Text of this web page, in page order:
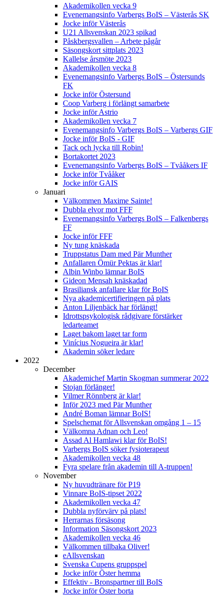
Akademikollen vecka 9
Evenemangsinfo Varbergs BoIS – Västerås SK
Jocke inför Västerås
U21 Allsvenskan 2023 spikad
Påskbergsvallen – Arbete pågår
Säsongskort sittplats 2023
Kallelse årsmöte 2023
Akademikollen vecka 8
Evenemangsinfo Varbergs BoIS – Östersunds
FK
Jocke inför Östersund
Coop Varberg i förlängt samarbete
Jocke inför Astrio
Akademikollen vecka 7
Evenemangsinfo Varbergs BoIS – Varbergs GIF
Jocke inför BoIS - GIF
Tack och lycka till Robin!
Bortakortet 2023
Evenemangsinfo Varbergs BoIS – Tvååkers IF
Jocke inför Tvååker
Jocke inför GAIS
Januari
Välkommen Maxime Sainte!
Dubbla elvor mot FFF
Evenemangsinfo Varbergs BoIS – Falkenbergs
FF
Jocke inför FFF
Ny tung knäskada
Truppstatus Dam med Pär Munther
Anfallaren Ömür Pektas är klar!
Albin Winbo lämnar BoIS
Gideon Mensah knäskadad
Brasiliansk anfallare klar för BoIS
Nya akademicertifieringen på plats
Anton Liljenbäck har förlängt!
Idrottspsykologisk rådgivare förstärker
ledarteamet
Laget bakom laget tar form
Vinícius Nogueira är klar!
Akademin söker ledare
2022
December
Akademichef Martin Skogman summerar 2022
Stojan förlänger!
Vilmer Rönnberg är klar!
Inför 2023 med Pär Munther
André Boman lämnar BoIS!
Spelschemat för Allsvenskan omgång 1 – 15
Välkomna Adnan och Leo!
Assad Al Hamlawi klar för BoIS!
Varbergs BoIS söker fysioterapeut
Akademikollen vecka 48
Fyra spelare från akademin till A-truppen!
November
Ny huvudtränare för P19
Vinnare BoIS-tipset 2022
Akademikollen vecka 47
Dubbla nyförvärv på plats!
Herrarnas försäsong
Information Säsongskort 2023
Akademikollen vecka 46
Välkommen tillbaka Oliver!
eAllsvenskan
Svenska Cupens gruppspel
Jocke inför Öster hemma
Effektiv - Bronspartner till BoIS
Jocke inför Öster borta